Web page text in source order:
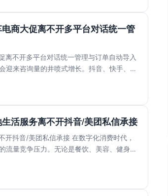
商大促离不开多平台对话统一管
离不开多平台对话统一管理与订单自动导入
迎来咨询量的井喷式增长。抖音、快手、淘
活服务离不开抖音/美团私信承接
开抖音/美团私信承接 在数字化消费时代，
流量竞争压力。无论是餐饮、美容、健身还